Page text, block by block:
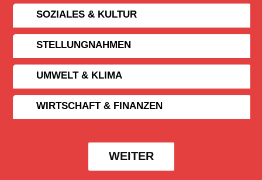
SOZIALES & KULTUR
STELLUNGNAHMEN
UMWELT & KLIMA
WIRTSCHAFT & FINANZEN
WEITER